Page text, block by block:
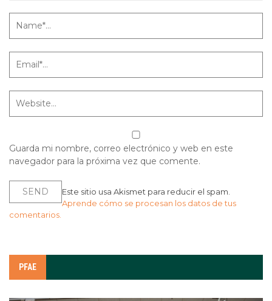
Guarda mi nombre, correo electrónico y web en este
navegador para la próxima vez que comente.
Este sitio usa Akismet para reducir el spam.
Aprende cómo se procesan los datos de tus
comentarios.
PFAE